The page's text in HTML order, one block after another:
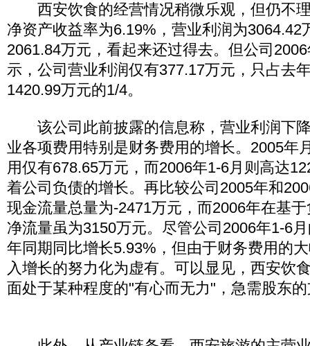
西安饮食的经营情况稍微乐观，但仍不
净资产收益率为6.19%，营业利润为3064.42
2061.84万元，看起来还过得去。但公司
示，公司营业利润仅有377.17万元，只占去
1420.99万元的1/4。
该公司此前披露的信息称，营业利润下
业各项费用特别是财务费用的增长。2005年
用仅有678.65万元，而2006年1-6月则高达
着公司负债的增长。再比较公司2005年和
现金流量总量为-2471万元，而2006年在基
净流量虽为3150万元。尽管公司2006年1-6
年同期同比增长5.93%，但由于财务费用的
入增长的努力化为虚有。可以显见，西安饮
面处于某种程度的"有心而无力"，急需股东